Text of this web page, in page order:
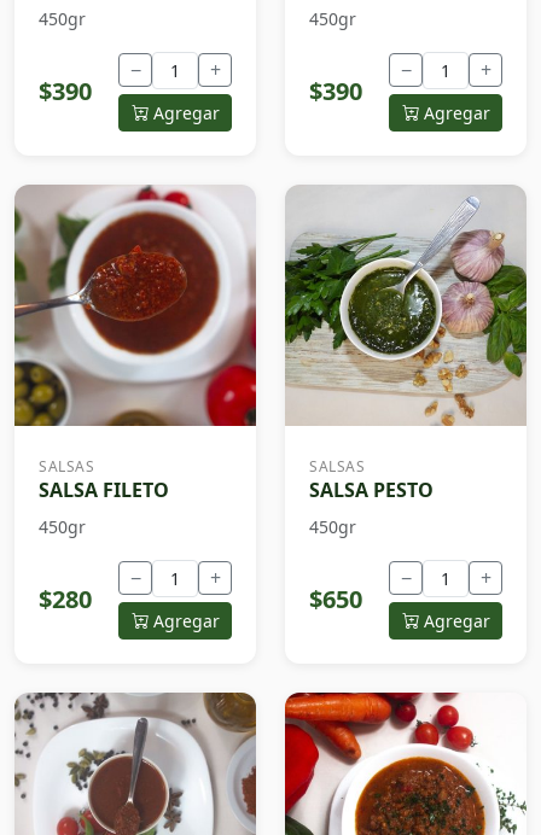
450gr
$390
− +
Agregar
450gr
$390
− +
Agregar
SALSAS
SALSA FILETO
450gr
$280
− +
Agregar
SALSAS
SALSA PESTO
450gr
$650
− +
Agregar